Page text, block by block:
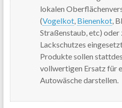
lokalen
(Vogelkot, Bienenkot,
Straßenstaub, etc)
Lackschutzes
Produkte sollen
vollwertigen Ersatz für
Autowäsche darstellen.